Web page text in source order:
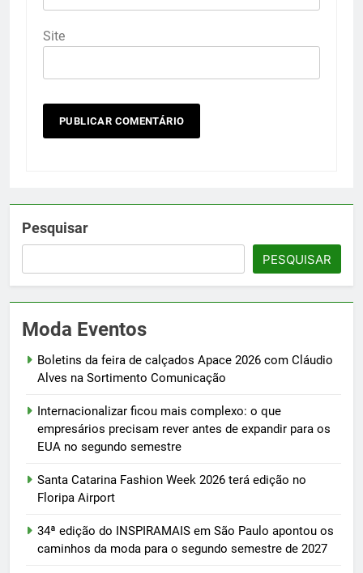
Site
Pesquisar
PESQUISAR
Moda Eventos
Boletins da feira de calçados Apace 2026 com Cláudio
Alves na Sortimento Comunicação
Internacionalizar ficou mais complexo: o que
empresários precisam rever antes de expandir para os
EUA no segundo semestre
Santa Catarina Fashion Week 2026 terá edição no
Floripa Airport
34ª edição do INSPIRAMAIS em São Paulo apontou os
caminhos da moda para o segundo semestre de 2027